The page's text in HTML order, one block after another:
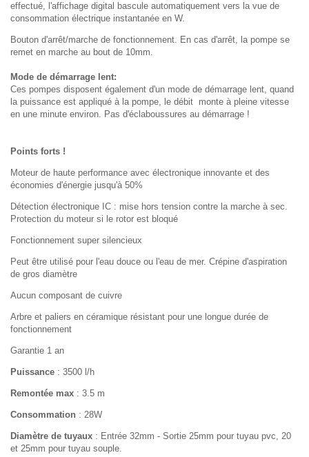
effectué, l'affichage digital bascule automatiquement vers la vue de
consommation électrique instantanée en W.
Bouton d'arrêt/marche de fonctionnement. En cas d'arrêt, la pompe se
remet en marche au bout de 10mm.
Mode de démarrage lent:
Ces pompes disposent également d'un mode de démarrage lent, quand
la puissance est appliqué à la pompe, le débit monte à pleine vitesse
en une minute environ. Pas d'éclaboussures au démarrage !
Points forts !
Moteur de haute performance avec électronique innovante et des
économies d'énergie jusqu'à 50%
Détection électronique IC : mise hors tension contre la marche à sec.
Protection du moteur si le rotor est bloqué
Fonctionnement super silencieux
Peut être utilisé pour l'eau douce ou l'eau de mer. Crépine d'aspiration
de gros diamètre
Aucun composant de cuivre
Arbre et paliers en céramique résistant pour une longue durée de
fonctionnement
Garantie 1 an
Puissance : 3500 l/h
Remontée max : 3.5 m
Consommation : 28W
Diamètre de tuyaux : Entrée 32mm - Sortie 25mm pour tuyau pvc, 20
et 25mm pour tuyau souple.